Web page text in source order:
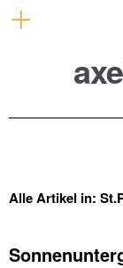
Alle Artikel in: